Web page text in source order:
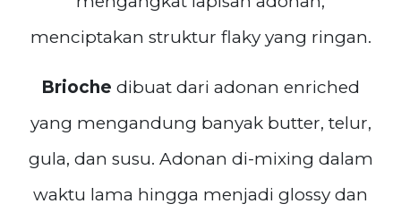
menciptakan struktur flaky yang ringan.
Brioche dibuat dari adonan enriched
yang mengandung banyak butter, telur,
gula, dan susu. Adonan di-mixing dalam
waktu lama hingga menjadi glossy dan